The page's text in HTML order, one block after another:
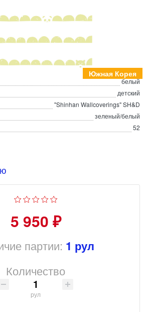
Южная Корея
белый
детский
"Shinhan Wallcoverings" SH&D
зеленый/белый
52
5 950 ₽
партии: 1 рул
Количество
рул